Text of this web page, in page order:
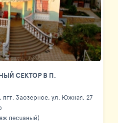
СЕКТОР В П.
Заозерное, ул. Южная, 27
песчаный)